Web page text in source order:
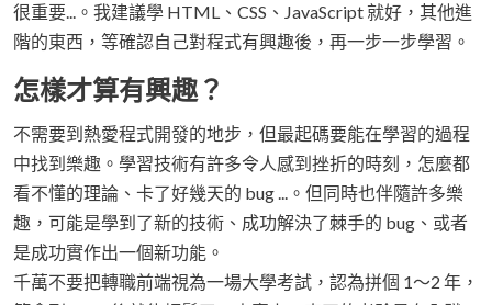
很重要...。我建議學 HTML、CSS、JavaScript 就好，其他進
階的東西，等確認自己對程式有興趣後，再一步一步學習。
怎樣才算有興趣？
不需要到熱愛程式開發的地步，但最起碼要能在學習的過程
中找到樂趣。學習技術有許多令人感到挫折的時刻，怎麼都
看不懂的理論、卡了好幾天的 bug ...。但同時也伴隨許多樂
趣，可能是學到了新的技術、成功解決了棘手的 bug、或者
是成功實作出一個新功能。
千萬不要把轉職前端視為一場大學考試，認為拼個 1～2 年，